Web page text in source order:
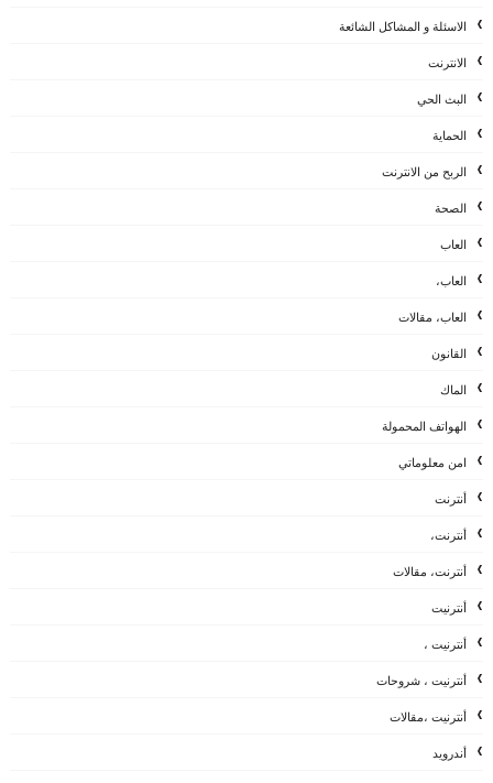
الاسئلة و المشاكل الشائعة
الانترنت
البث الحي
الحماية
الربح من الانترنت
الصحة
العاب
العاب،
العاب، مقالات
القانون
الماك
الهواتف المحمولة
امن معلوماتي
أنترنت
أنترنت،
أنترنت، مقالات
أنترنيت
أنترنيت ،
أنترنيت ، شروحات
أنترنيت ،مقالات
أندرويد